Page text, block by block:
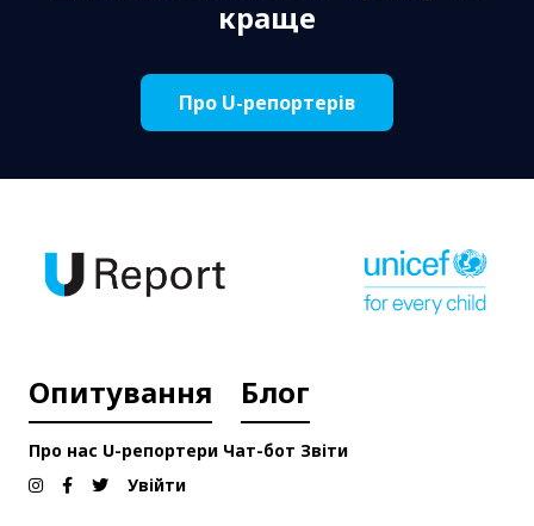
краще
Про U-репортерів
Опитування Блог
Про нас U-репортери Чат-бот Звіти
Увійти